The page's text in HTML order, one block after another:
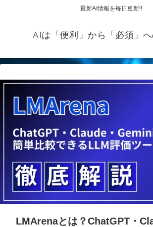
最新AI情報を毎日更新‼
AIは「便利」から「必須」
LMArenaとは？ChatGPT・